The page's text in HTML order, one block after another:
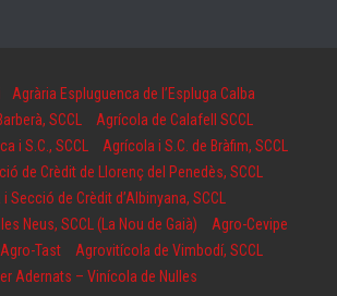
Agrària Espluguenca de l’Espluga Calba
SCCL
Agrícola de Calafell SCCL
i S.C., SCCL
Agrícola i S.C. de Bràfim, SCCL
de Crèdit de Llorenç del Penedès, SCCL
Secció de Crèdit d’Albinyana, SCCL
Neus, SCCL (La Nou de Gaià)
Agro-Cevipe
Tast
Agrovitícola de Vimbodí, SCCL
Adernats – Vinícola de Nulles